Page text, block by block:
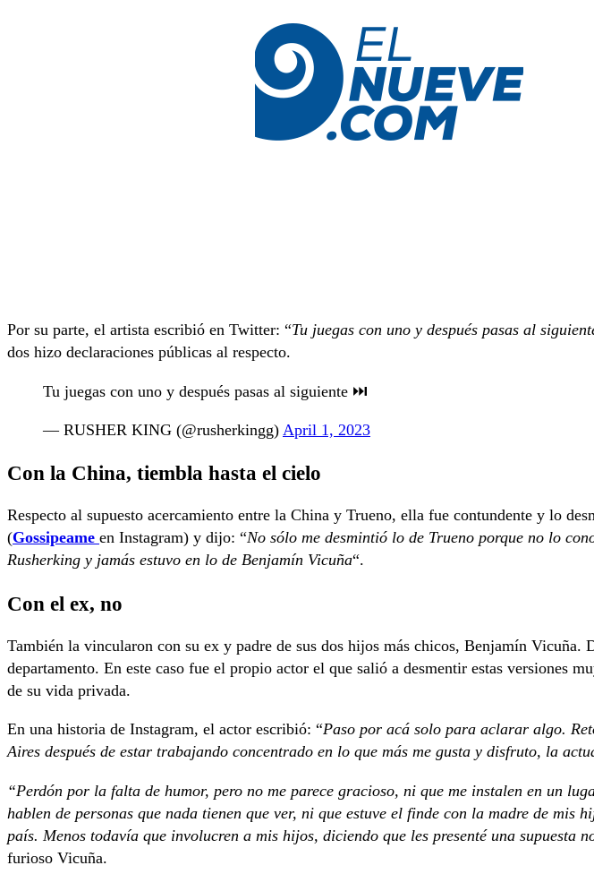
Por su parte, el artista escribió en Twitter: “Tu juegas con uno y después pasas al
dos hizo declaraciones públicas al respecto.
Tu juegas con uno y después pasas al siguiente ⏭️
— RUSHER KING (@rusherkingg) April 1, 2023
Con la China, tiembla hasta el cielo
Respecto al supuesto acercamiento entre la China y Trueno, ella fue contundente y lo
(Gossipeame en Instagram) y dijo: “No sólo me desmintió lo de Trueno porque no lo
Rusherking y jamás estuvo en lo de Benjamín Vicuña“.
Con el ex, no
También la vincularon con su ex y padre de sus dos hijos más chicos, Benjamín Vicuña.
departamento. En este caso fue el propio actor el que salió a desmentir estas versiones
de su vida privada.
En una historia de Instagram, el actor escribió: “Paso por acá solo para aclarar algo.
Aires después de estar trabajando concentrado en lo que más me gusta y disfruto, la
“Perdón por la falta de humor, pero no me parece gracioso, ni que me instalen en un
hablen de personas que nada tienen que ver, ni que estuve el finde con la madre de mis
país. Menos todavía que involucren a mis hijos, diciendo que les presenté una supuesta
furioso Vicuña.